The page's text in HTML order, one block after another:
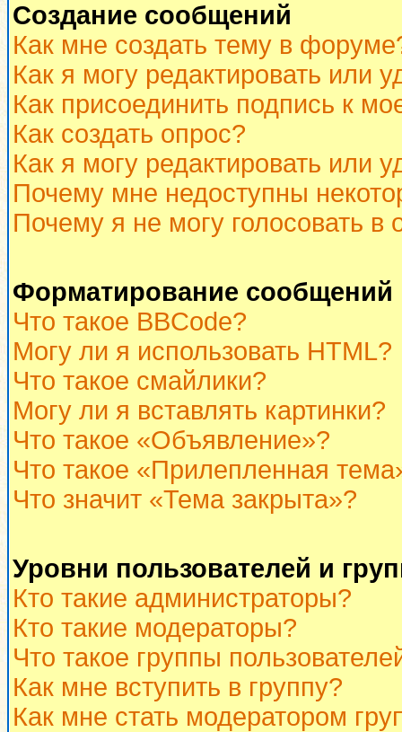
Создание сообщений
Как мне создать тему в
Как я могу редактировать или
Как присоединить подпись к
Как создать опрос?
Как я могу редактировать или
Почему мне недоступны
Почему я не могу голосовать в
Форматирование
Что такое BBCode?
Могу ли я использовать HTML?
Что такое смайлики?
Могу ли я вставлять картинки?
Что такое «Объявление»?
Что такое «Прилепленная
Что значит «Тема закрыта»?
Уровни пользователей и
Кто такие администраторы?
Кто такие модераторы?
Что такое группы
Как мне вступить в группу?
Как мне стать модератором